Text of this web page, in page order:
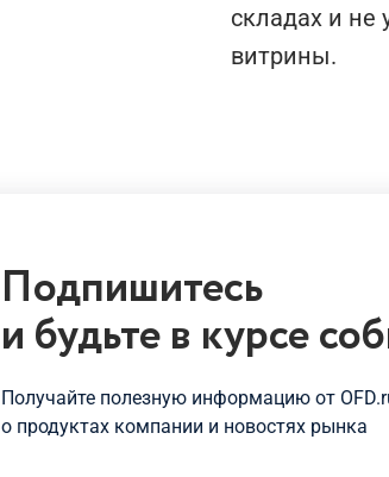
складах и не
витрины.
Подпишитесь
и будьтев курсе
Получайте полезную информацию от
о продуктах компании и новостях рынка